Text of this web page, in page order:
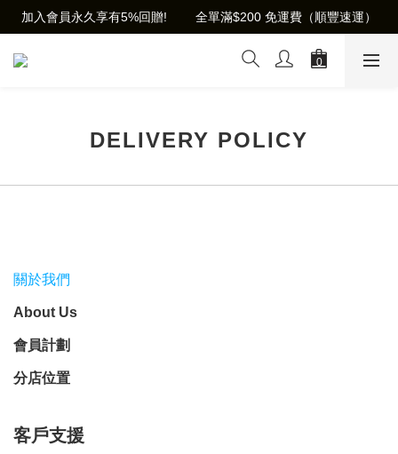
加入會員永久享有5%回贈!        全單滿$200 免運費（順豐速運）
DELIVERY POLICY
關於我們
About Us
會員計劃
分店位置
客戶支援